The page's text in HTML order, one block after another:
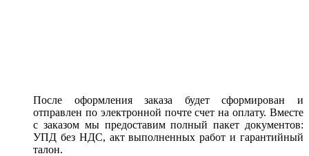
После оформления заказа будет сформирован и
отправлен по электронной почте счет на оплату. Вместе
с заказом мы предоставим полный пакет документов:
УПД без НДС, акт выполненных работ и гарантийный
талон.